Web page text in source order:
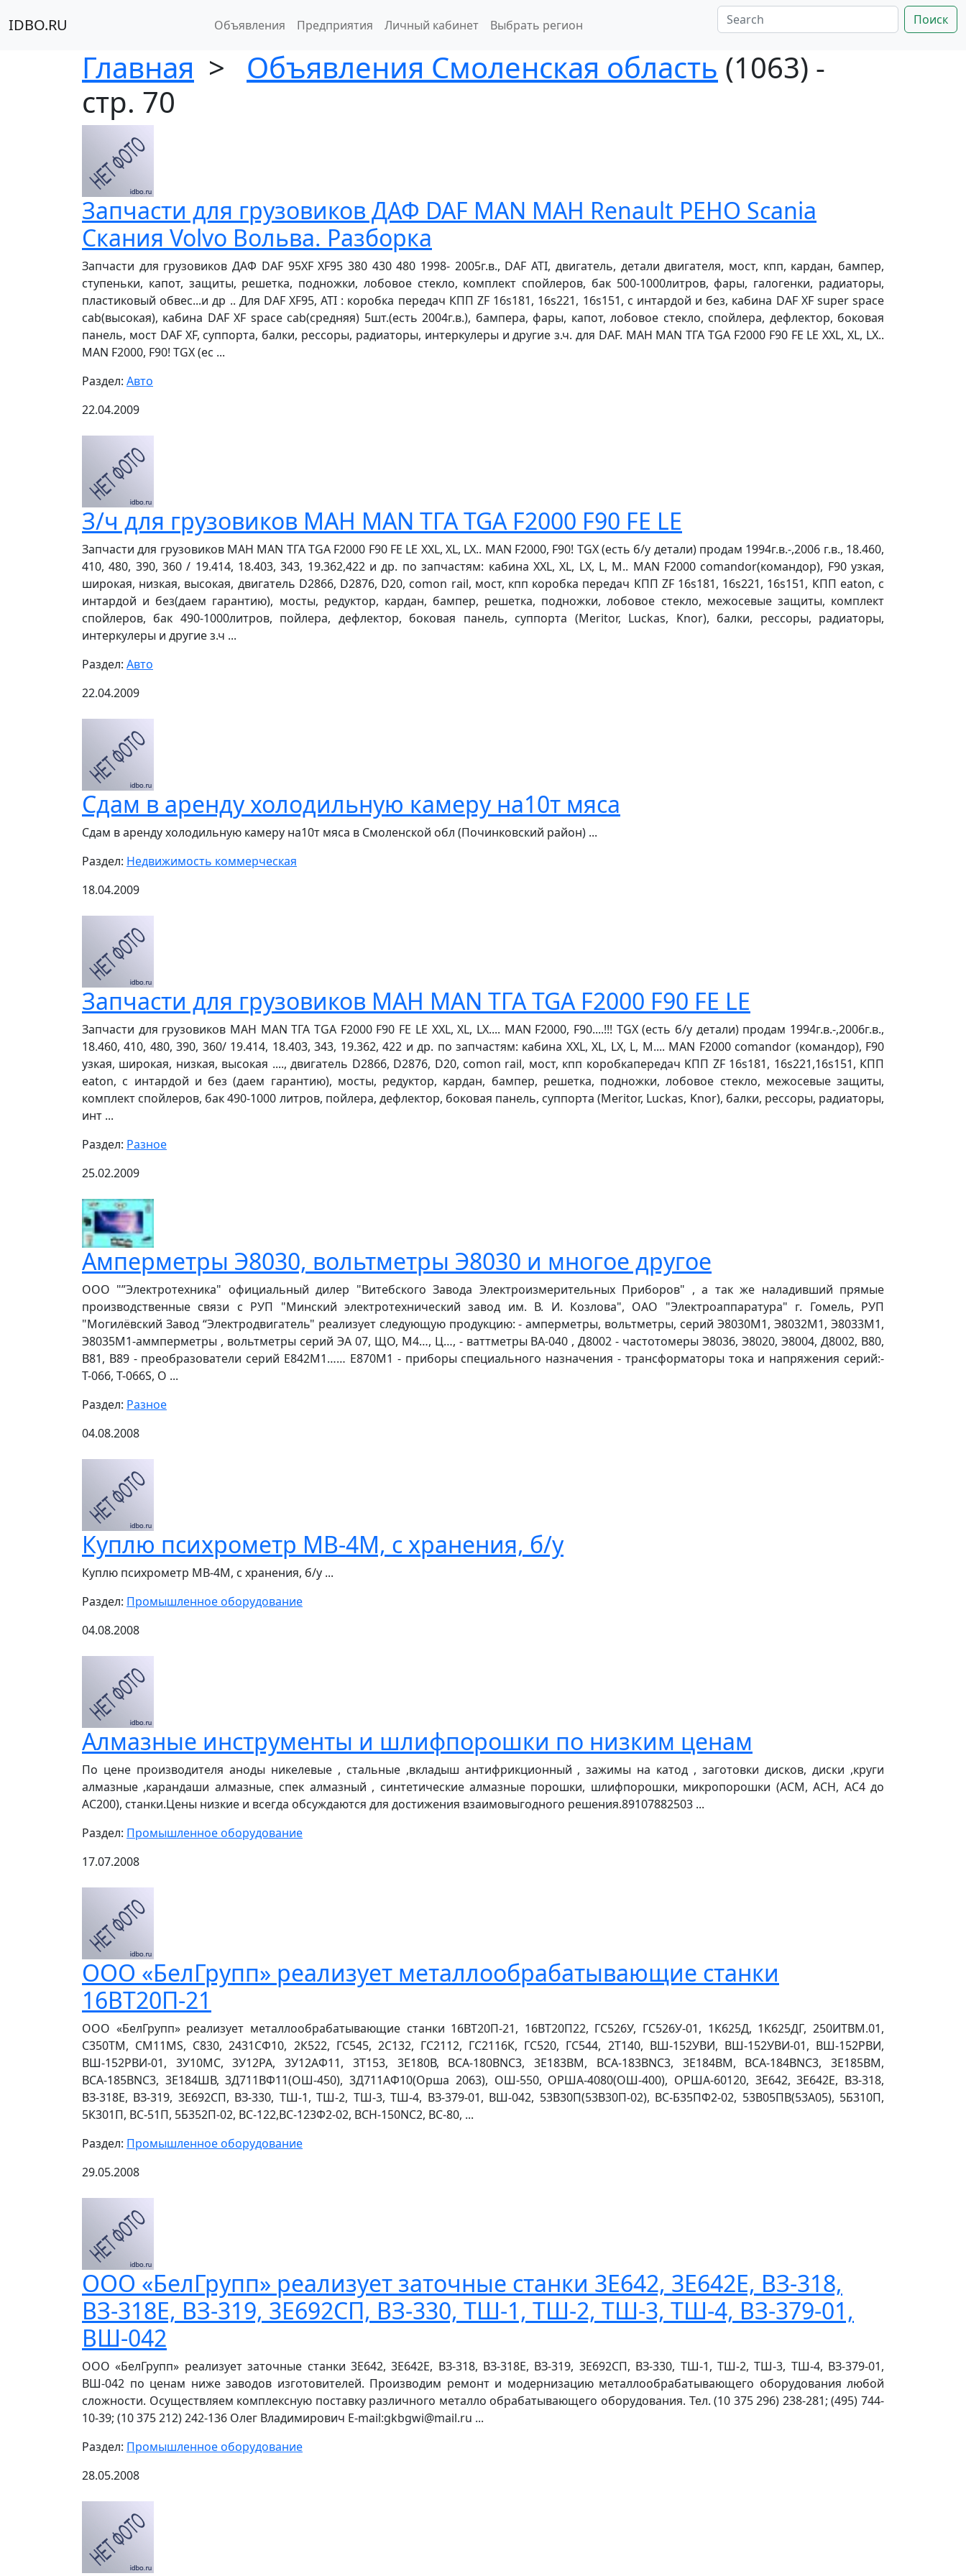
IDBO.RU Объявления Предприятия Личный кабинет Выбрать регион Поиск
Главная > Объявления Смоленская область (1063) -
стр. 70
Запчасти для грузовиков ДАФ DAF MAN МАН Renault РЕНО Scania
Скания Volvo Вольва. Разборка
Запчасти для грузовиков ДАФ DAF 95XF XF95 380 430 480 1998- 2005г.в., DAF ATI, двигатель, детали двигателя, мост, кпп, кардан, бампер,
ступеньки, капот, защиты, решетка, подножки, лобовое стекло, комплект спойлеров, бак 500-1000литров, фары, галогенки, радиаторы,
пластиковый обвес...и др .. Для DAF XF95, ATI : коробка передач КПП ZF 16s181, 16s221, 16s151, с интардой и без, кабина DAF XF super space
cab(высокая), кабина DAF XF space cab(средняя) 5шт.(есть 2004г.в.), бампера, фары, капот, лобовое стекло, спойлера, дефлектор, боковая
панель, мост DAF XF, суппорта, балки, рессоры, радиаторы, интеркулеры и другие з.ч. для DAF. МАН MAN ТГА TGA F2000 F90 FE LE XXL, XL, LX..
MAN F2000, F90! TGX (ес ...
Раздел: Авто
22.04.2009
З/ч для грузовиков МАН MAN ТГА TGA F2000 F90 FE LE
Запчасти для грузовиков МАН MAN ТГА TGA F2000 F90 FE LE XXL, XL, LX.. MAN F2000, F90! TGX (есть б/у детали) продам 1994г.в.-,2006 г.в., 18.460,
410, 480, 390, 360 / 19.414, 18.403, 343, 19.362,422 и др. по запчастям: кабина XXL, XL, LX, L, M.. MAN F2000 comandor(командор), F90 узкая,
широкая, низкая, высокая, двигатель D2866, D2876, D20, comon rail, мост, кпп коробка передач КПП ZF 16s181, 16s221, 16s151, КПП eaton, с
интардой и без(даем гарантию), мосты, редуктор, кардан, бампер, решетка, подножки, лобовое стекло, межосевые защиты, комплект
спойлеров, бак 490-1000литров, пойлера, дефлектор, боковая панель, суппорта (Meritor, Luckas, Knor), балки, рессоры, радиаторы,
интеркулеры и другие з.ч ...
Раздел: Авто
22.04.2009
Сдам в аренду холодильную камеру на10т мяса
Сдам в аренду холодильную камеру на10т мяса в Смоленской обл (Починковский район) ...
Раздел: Недвижимость коммерческая
18.04.2009
Запчасти для грузовиков МАН MAN ТГА TGA F2000 F90 FE LE
Запчасти для грузовиков MAH MAN ТГА TGA F2000 F90 FE LE XXL, XL, LX.... MAN F2000, F90....!!! TGX (есть б/у детали) продам 1994г.в.-,2006г.в.,
18.460, 410, 480, 390, 360/ 19.414, 18.403, 343, 19.362, 422 и др. по запчастям: кабина XXL, XL, LX, L, M.... MAN F2000 comandor (командор), F90
узкая, широкая, низкая, высокая ...., двигатель D2866, D2876, D20, comon rail, мост, кпп коробкапередач КПП ZF 16s181, 16s221,16s151, КПП
eaton, с интардой и без (даем гарантию), мосты, редуктор, кардан, бампер, решетка, подножки, лобовое стекло, межосевые защиты,
комплект спойлеров, бак 490-1000 литров, пойлера, дефлектор, боковая панель, суппорта (Meritor, Luckas, Knor), балки, рессоры, радиаторы,
инт ...
Раздел: Разное
25.02.2009
Амперметры Э8030, вольтметры Э8030 и многое другое
ООО "”Электротехника" официальный дилер "Витебского Завода Электроизмерительных Приборов" , а так же наладивший прямые
производственные связи с РУП "Минский электротехнический завод им. В. И. Козлова", ОАО "Электроаппаратура" г. Гомель, РУП
"Могилёвский Завод “Электродвигатель" реализует следующую продукцию: - амперметры, вольтметры, серий Э8030М1, Э8032М1, Э8033М1,
Э8035М1-аммперметры , вольтметры серий ЭА 07, ЩО, М4…, Ц…, - ваттметры ВА-040 , Д8002 - частотомеры Э8036, Э8020, Э8004, Д8002, В80,
В81, В89 - преобразователи серий Е842М1…… Е870М1 - приборы специального назначения - трансформаторы тока и напряжения серий:-
Т-066, Т-066S, О ...
Раздел: Разное
04.08.2008
Куплю психрометр МВ-4М, с хранения, б/у
Куплю психрометр МВ-4М, с хранения, б/у ...
Раздел: Промышленное оборудование
04.08.2008
Алмазные инструменты и шлифпорошки по низким ценам
По цене производителя аноды никелевые , стальные ,вкладыш антифрикционный , зажимы на катод , заготовки дисков, диски ,круги
алмазные ,карандаши алмазные, спек алмазный , синтетические алмазные порошки, шлифпорошки, микропорошки (АСМ, АСН, АС4 до
АС200), станки.Цены низкие и всегда обсуждаются для достижения взаимовыгодного решения.89107882503 ...
Раздел: Промышленное оборудование
17.07.2008
ООО «БелГрупп» реализует металлообрабатывающие станки
16ВТ20П-21
ООО «БелГрупп» реализует металлообрабатывающие станки 16ВТ20П-21, 16ВТ20П22, ГС526У, ГС526У-01, 1К625Д, 1К625ДГ, 250ИТВМ.01,
С350ТМ, СМ11МS, С830, 2431СФ10, 2К522, ГС545, 2С132, ГС2112, ГС2116К, ГС520, ГС544, 2Т140, ВШ-152УВИ, ВШ-152УВИ-01, ВШ-152РВИ,
ВШ-152РВИ-01, 3У10МС, 3У12РА, 3У12АФ11, 3Т153, 3Е180В, ВСА-180ВNC3, 3Е183ВМ, ВСА-183ВNC3, 3Е184ВМ, ВСА-184ВNC3, 3Е185ВМ,
ВСА-185ВNC3, 3Е184ШВ, 3Д711ВФ11(ОШ-450), 3Д711АФ10(Орша 2063), ОШ-550, ОРША-4080(ОШ-400), ОРША-60120, 3Е642, 3Е642Е, ВЗ-318,
ВЗ-318Е, ВЗ-319, 3Е692СП, ВЗ-330, ТШ-1, ТШ-2, ТШ-3, ТШ-4, ВЗ-379-01, ВШ-042, 53В30П(53В30П-02), ВС-Б35ПФ2-02, 53В05ПВ(53А05), 5Б310П,
5К301П, ВС-51П, 5Б352П-02, ВС-122,ВС-123Ф2-02, ВСН-150NC2, ВС-80, ...
Раздел: Промышленное оборудование
29.05.2008
ООО «БелГрупп» реализует заточные станки 3Е642, 3Е642Е, ВЗ-318,
ВЗ-318Е, ВЗ-319, 3Е692СП, ВЗ-330, ТШ-1, ТШ-2, ТШ-3, ТШ-4, ВЗ-379-01,
ВШ-042
ООО «БелГрупп» реализует заточные станки 3Е642, 3Е642Е, ВЗ-318, ВЗ-318Е, ВЗ-319, 3Е692СП, ВЗ-330, ТШ-1, ТШ-2, ТШ-3, ТШ-4, ВЗ-379-01,
ВШ-042 по ценам ниже заводов изготовителей. Производим ремонт и модернизацию металлообрабатывающего оборудования любой
сложности. Осуществляем комплексную поставку различного металло обрабатывающего оборудования. Тел. (10 375 296) 238-281; (495) 744-
10-39; (10 375 212) 242-136 Олег Владимирович E-mail:gkbgwi@mail.ru ...
Раздел: Промышленное оборудование
28.05.2008